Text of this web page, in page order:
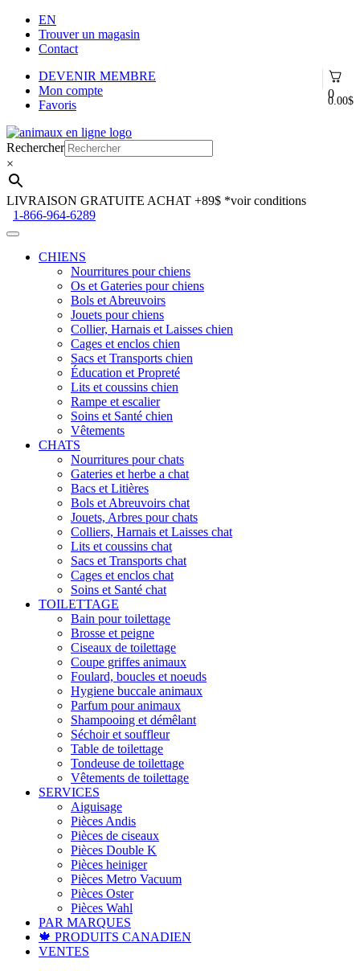
EN
Trouver un magasin
Contact
0
0.00$
DEVENIR MEMBRE
Mon compte
Favoris
Aller
à
la
navigation
Aller
au
contenu
Rechercher
×
LIVRAISON GRATUITE ACHAT +89$ *voir conditions
1-866-964-6289
CHIENS
Nourritures pour chiens
Os et Gateries pour chiens
Bols et Abreuvoirs
Jouets pour chiens
Collier, Harnais et Laisses chien
Cages et enclos chien
Sacs et Transports chien
Éducation et Propreté
Lits et coussins chien
Rampe et escalier
Soins et Santé chien
Vêtements
CHATS
Nourritures pour chats
Gateries et herbe a chat
Bacs et Litières
Bols et Abreuvoirs chat
Jouets, Arbres pour chats
Colliers, Harnais et Laisses chat
Lits et coussins chat
Sacs et Transports chat
Cages et enclos chat
Soins et Santé chat
TOILETTAGE
Bain pour toilettage
Brosse et peigne
Ciseaux de toilettage
Coupe griffes animaux
Foulard, boucles et noeuds
Hygiene buccale animaux
Parfum pour animaux
Shampooing et démêlant
Séchoir et souffleur
Table de toilettage
Tondeuse de toilettage
Vêtements de toilettage
SERVICES
Aiguisage
Pièces Andis
Pièces de ciseaux
Pièces Double K
Pièces heiniger
Pièces Metro Vacuum
Pièces Oster
Pièces Wahl
PAR MARQUES
🍁 PRODUITS CANADIEN
VENTES